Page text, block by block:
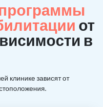
от
в
клинике зависят от